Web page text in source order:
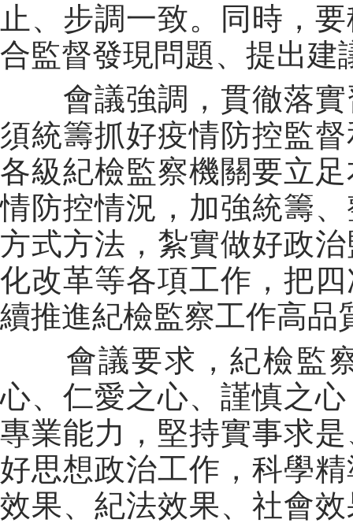
止、步調一致。同時，
合監督發現問題、提出建
會議強調，貫徹落實
須統籌抓好疫情防控監
各級紀檢監察機關要立
情防控情況，加強統籌
方式方法，紮實做好政
化改革等各項工作，把
續推進紀檢監察工作高品
會議要求，紀檢監察
心、仁愛之心、謹慎之
專業能力，堅持實事求
好思想政治工作，科學
效果、紀法效果、社會